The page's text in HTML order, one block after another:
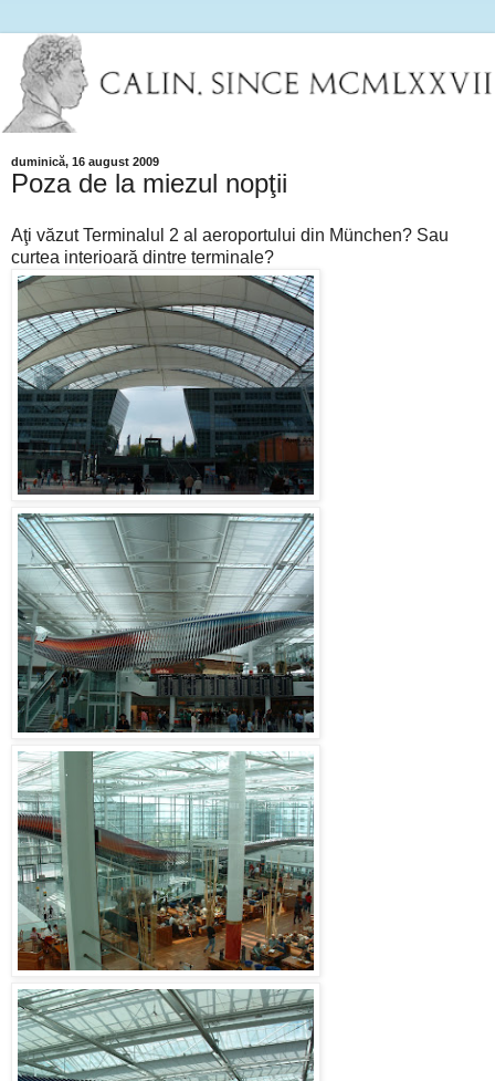
duminică, 16 august 2009
Poza de la miezul nopţii
Aţi văzut Terminalul 2 al aeroportului din München? Sau
curtea interioară dintre terminale?